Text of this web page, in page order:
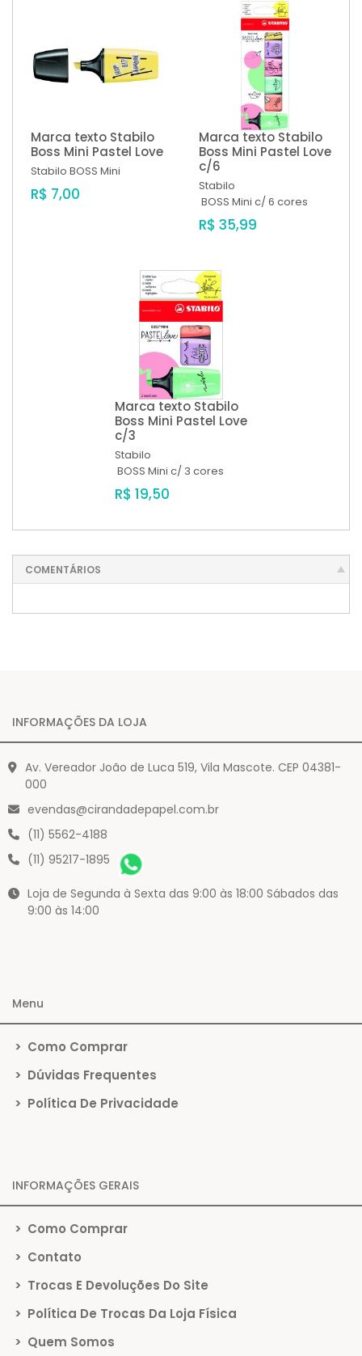
Marca texto Stabilo
Boss Mini Pastel Love
Stabilo BOSS Mini
R$ 7,00
Marca texto Stabilo
Boss Mini Pastel Love
c/6
Stabilo
BOSS Mini c/ 6 cores
R$ 35,99
Marca texto Stabilo
Boss Mini Pastel Love
c/3
Stabilo
BOSS Mini c/ 3 cores
R$ 19,50
COMENTÁRIOS
INFORMAÇÕES DA LOJA
Av. Vereador João de Luca 519, Vila Mascote. CEP 04381-
000
evendas@cirandadepapel.com.br
(11) 5562-4188
(11) 95217-1895
Loja de Segunda à Sexta das 9:00 às 18:00 Sábados das
9:00 às 14:00
Menu
> Como Comprar
> Dúvidas Frequentes
> Política De Privacidade
INFORMAÇÕES GERAIS
> Como Comprar
> Contato
> Trocas E Devoluções Do Site
> Política De Trocas Da Loja Física
> Quem Somos